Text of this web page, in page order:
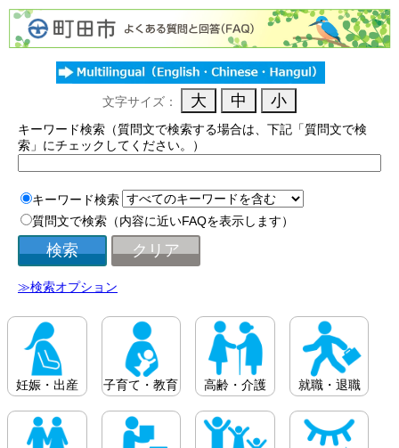
文字サイズ：
キーワード検索（質問文で検索する場合は、下記「質問文で検
索」にチェックしてください。）
キーワード検索
質問文で検索（内容に近いFAQを表示します）
≫検索オプション
妊娠・出産 子育て・教育 高齢・介護 就職・退職